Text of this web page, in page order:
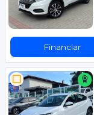
Financiar